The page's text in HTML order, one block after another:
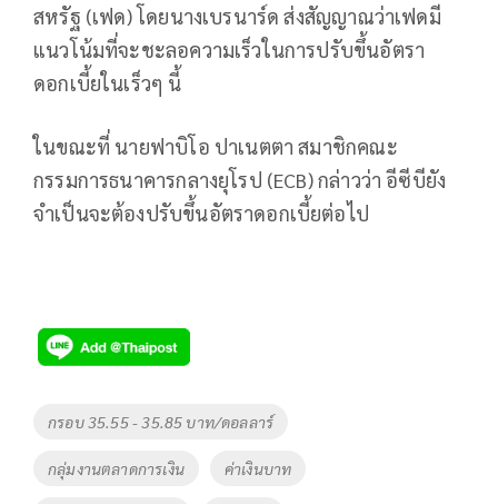
สหรัฐ (เฟด) โดยนางเบรนาร์ด ส่งสัญญาณว่าเฟดมี
แนวโน้มที่จะชะลอความเร็วในการปรับขึ้นอัตรา
ดอกเบี้ยในเร็วๆ นี้
ในขณะที่ นายฟาบิโอ ปาเนตตา สมาชิกคณะ
กรรมการธนาคารกลางยุโรป (ECB) กล่าวว่า อีซีบียัง
จำเป็นจะต้องปรับขึ้นอัตราดอกเบี้ยต่อไป
Tags
กรอบ 35.55 - 35.85 บาท/ดอลลาร์
กลุ่มงานตลาดการเงิน ค่าเงินบาท